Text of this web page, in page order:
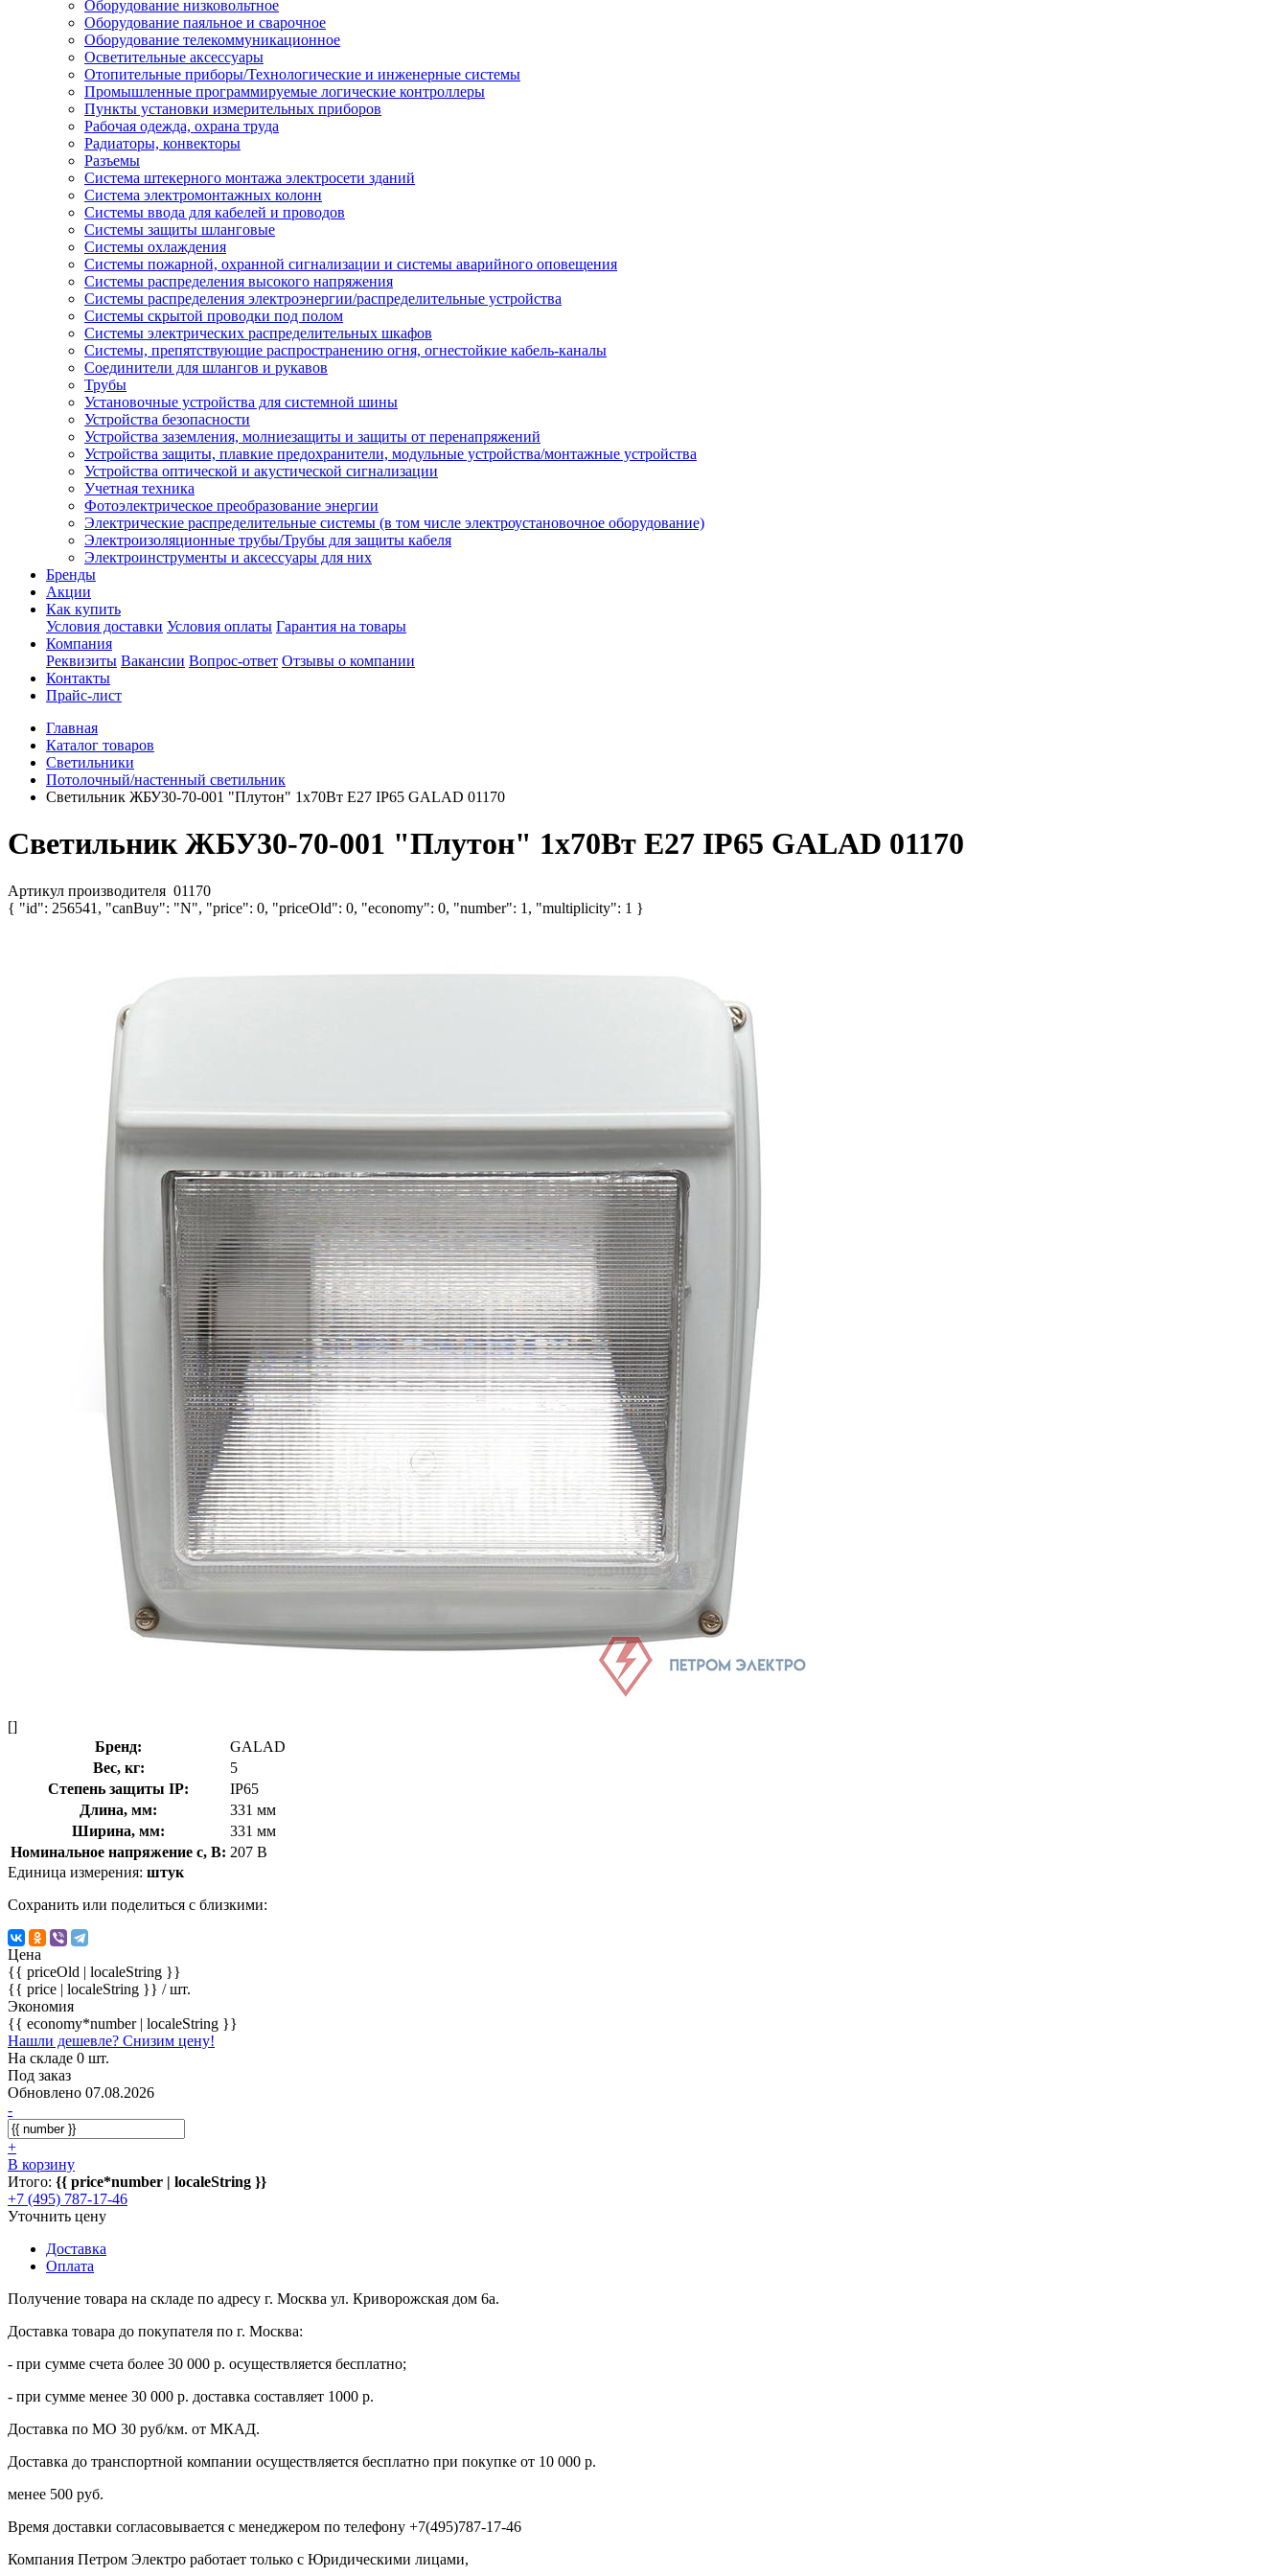
Оборудование низковольтное
Оборудование паяльное и сварочное
Оборудование телекоммуникационное
Осветительные аксессуары
Отопительные приборы/Технологические и инженерные системы
Промышленные программируемые логические контроллеры
Пункты установки измерительных приборов
Рабочая одежда, охрана труда
Радиаторы, конвекторы
Разъемы
Система штекерного монтажа электросети зданий
Система электромонтажных колонн
Системы ввода для кабелей и проводов
Системы защиты шланговые
Системы охлаждения
Системы пожарной, охранной сигнализации и системы аварийного оповещения
Системы распределения высокого напряжения
Системы распределения электроэнергии/распределительные устройства
Системы скрытой проводки под полом
Системы электрических распределительных шкафов
Системы, препятствующие распространению огня, огнестойкие кабель-каналы
Соединители для шлангов и рукавов
Трубы
Установочные устройства для системной шины
Устройства безопасности
Устройства заземления, молниезащиты и защиты от перенапряжений
Устройства защиты, плавкие предохранители, модульные устройства/монтажные устройства
Устройства оптической и акустической сигнализации
Учетная техника
Фотоэлектрическое преобразование энергии
Электрические распределительные системы (в том числе электроустановочное оборудование)
Электроизоляционные трубы/Трубы для защиты кабеля
Электроинструменты и аксессуары для них
Бренды
Акции
Как купить
Условия доставки Условия оплаты Гарантия на товары
Компания
Реквизиты Вакансии Вопрос-ответ Отзывы о компании
Контакты
Прайс-лист
Главная
Каталог товаров
Светильники
Потолочный/настенный светильник
Светильник ЖБУ30-70-001 "Плутон" 1х70Вт E27 IP65 GALAD 01170
Светильник ЖБУ30-70-001 "Плутон" 1х70Вт E27 IP65 GALAD 01170
Артикул производителя 01170
{ "id": 256541, "canBuy": "N", "price": 0, "priceOld": 0, "economy": 0, "number": 1, "multiplicity": 1 }
[]
Бренд:
GALAD
Вес, кг:
5
Степень защиты IP:
IP65
Длина, мм:
331 мм
Ширина, мм:
331 мм
Номинальное напряжение с, В: 207 В
Единица измерения: штук
Сохранить или поделиться с близкими:
Цена
{{ priceOld | localeString }}
{{ price | localeString }} / шт.
Экономия
{{ economy*number | localeString }}
Нашли дешевле? Снизим цену!
На складе 0 шт.
Под заказ
Обновлено 07.08.2026
-
+
В корзину
Итого: {{ price*number | localeString }}
+7 (495) 787-17-46
Уточнить цену
Доставка
Оплата
Получение товара на складе по адресу г. Москва ул. Криворожская дом 6а.
Доставка товара до покупателя по г. Москва:
- при сумме счета более 30 000 р. осуществляется бесплатно;
- при сумме менее 30 000 р. доставка составляет 1000 р.
Доставка по МО 30 руб/км. от МКАД.
Доставка до транспортной компании осуществляется бесплатно при покупке от 10 000 р.
менее 500 руб.
Время доставки согласовывается с менеджером по телефону +7(495)787-17-46
Компания Петром Электро работает только с Юридическими лицами,